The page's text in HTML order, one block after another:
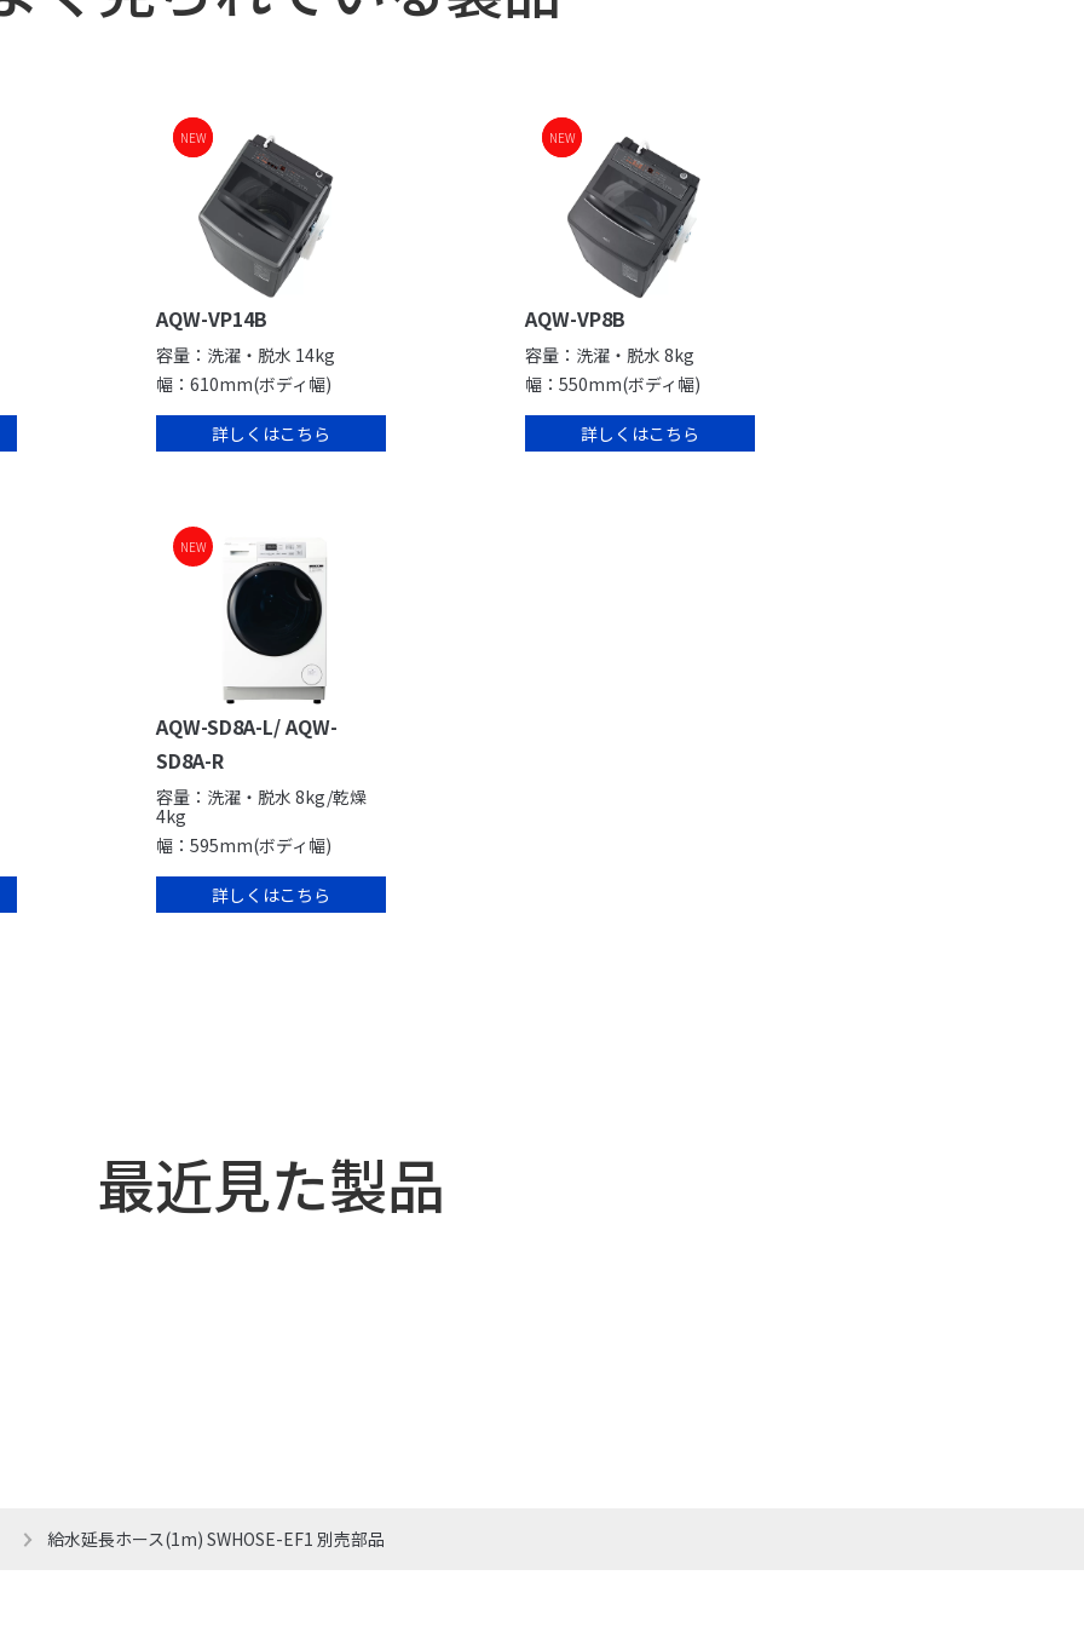
NEW
NEW
AQW-VP14B
容量：洗濯・脱水 14kg
幅：610mm(ボディ幅)
詳しくはこちら
NEW
NEW
AQW-VP8B
容量：洗濯・脱水 8kg
幅：550mm(ボディ幅)
詳しくはこちら
NEW
AQW-SD8A-L/ AQW-
SD8A-R
容量：洗濯・脱水 8kg/乾燥
4kg
幅：595mm(ボディ幅)
詳しくはこちら
最近見た製品
給水延長ホース(1m) SWHOSE-EF1 別売部品